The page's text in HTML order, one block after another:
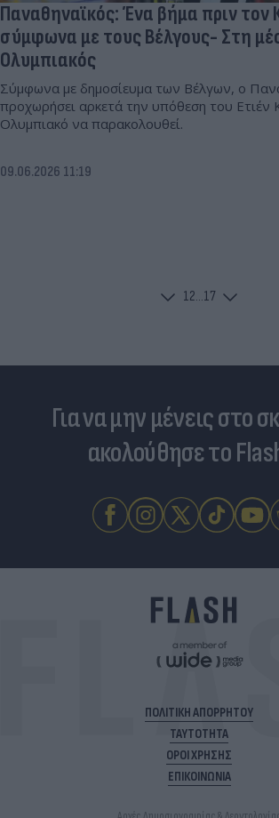
Παναθηναϊκός: Ένα βήμα πριν τον
σύμφωνα με τους Βέλγους- Στη
Ολυμπιακός
Σύμφωνα με δημοσίευμα των Βέλγων, ο
προχωρήσει αρκετά την υπόθεση του Ετιέν
Ολυμπιακό να παρακολουθεί.
09.06.2026 11:19
12...17
Για να μην μένεις στο
ακολούθησε το
ΠΟΛΙΤΙΚΗ ΑΠΟΡΡΗΤΟΥ
ΤΑΥΤΟΤΗΤΑ
ΟΡΟΙ ΧΡΗΣΗΣ
ΕΠΙΚΟΙΝΩΝΙΑ